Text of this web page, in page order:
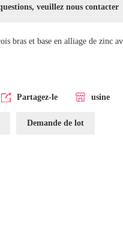
veuillez nous contacter
bras et base en alliage de zinc
Partagez-le usine
Demande de lot